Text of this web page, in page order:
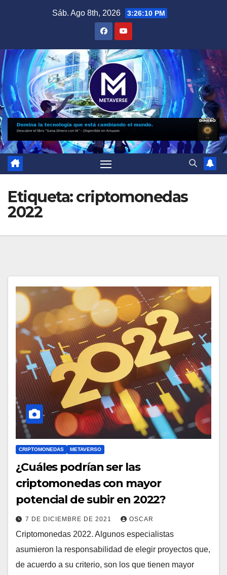
Sáb. Ago 8th, 2026 3:26:11 PM
Etiqueta:criptomonedas
2022
CRIPTOMONEDAS METAVERSO
¿Cuáles podrían ser las
criptomonedas con mayor
potencial de subir en 2022?
7 DE DICIEMBRE DE 2021 OSCAR
Criptomonedas 2022. Algunos especialistas
asumieron la responsabilidad de elegir proyectos que,
de acuerdo a su criterio, son los que tienen mayor